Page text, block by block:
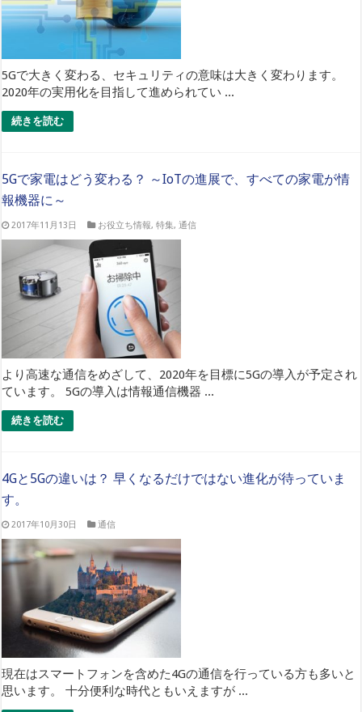
5Gで大きく変わる、セキュリティの意味は大きく変わります。
2020年の実用化を目指して進められてい ...
続きを読む
5Gで家電はどう変わる？ ～IoTの進展で、すべての家電が情
報機器に～
2017年11月13日 お役立ち情報,特集, 通信
より高速な通信をめざして、2020年を目標に5Gの導入が予定され
ています。 5Gの導入は情報通信機器 ...
続きを読む
4Gと5Gの違いは？ 早くなるだけではない進化が待っていま
す。
2017年10月30日 通信
現在はスマートフォンを含めた4Gの通信を行っている方も多いと
思います。 十分便利な時代ともいえますが ...